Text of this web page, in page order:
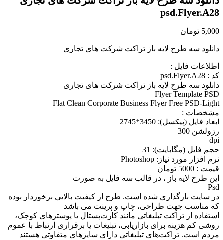
psd.Flyer.A28
5,000 تومان
دانلود سه طرح لايه باز تراکت شرکت های تجاری
اطلاعات فايل :
کد : psd.Flyer.A28
دانلود سه طرح لايه باز تراکت شرکت های تجاری
Flyer Template PSD
Flat Clean Corporate Business Flyer Free PSD-Light
مشخصات :
ابعاد فايل (پيکسل): 3450*2745
رزولشن 300
dpi
حجم فايل (مگابايت): 31
نرم افزار مورد نياز: Photoshop
قیمت : 5000 تومان
اين طرح لايه باز ، در قالب سه فايل به صورت
Psd
در سايت بارگذاری شده است. طرح از کيفيت بالایی برخوردار بوده
که مناسب جهت طراحی، چاپ و پرينت می باشد
استفاده از تراکت تبلیغاتی مانند کارت‌پستال یا پوسترهای کوچک،
روشی کم هزینه برای بازاریابی، تبلیغات یا برقراری ارتباط با عموم
مردم است. تراکت‌های تبلیغاتی دارای سایزهای متفاوتی هستند